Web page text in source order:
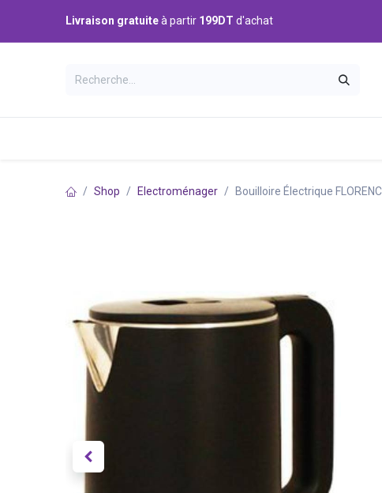
Livraison gratuiteà partir 199DT d'achat
Shop Electroménager Bouilloire Électrique